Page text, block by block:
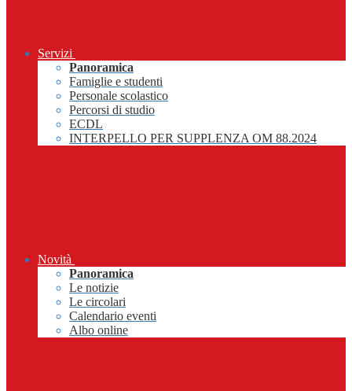
Servizi
Panoramica
Famiglie e studenti
Personale scolastico
Percorsi di studio
ECDL
INTERPELLO PER SUPPLENZA OM 88.2024
Novità
Panoramica
Le notizie
Le circolari
Calendario eventi
Albo online